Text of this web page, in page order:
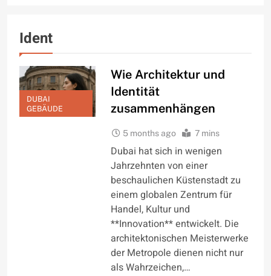
Ident
DUBAI
GEBÄUDE
Wie Architektur und
Identität
zusammenhängen
5 months ago 7 mins
Dubai hat sich in wenigen
Jahrzehnten von einer
beschaulichen Küstenstadt zu
einem globalen Zentrum für
Handel, Kultur und
**Innovation** entwickelt. Die
architektonischen Meisterwerke
der Metropole dienen nicht nur
als Wahrzeichen,…